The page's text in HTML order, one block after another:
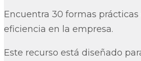
Encuentra 30 formas
eficiencia en la empresa.
Este recurso está diseñado